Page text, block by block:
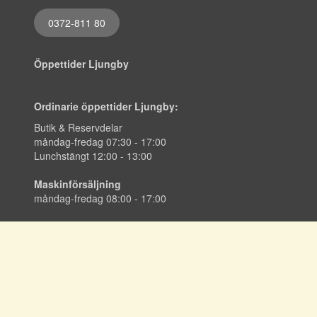
0372-811 80
Öppettider Ljungby
Ordinarie öppettider Ljungby:
Butik & Reservdelar
måndag-fredag 07:30 - 17:00
Lunchstängt 12:00 - 13:00
Maskinförsäljning
måndag-fredag 08:00 - 17:00